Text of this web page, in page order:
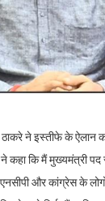
ठाकरे ने इस्तीफे के
कि मैं मुख्यमंत्री पद
और कांग्रेस के